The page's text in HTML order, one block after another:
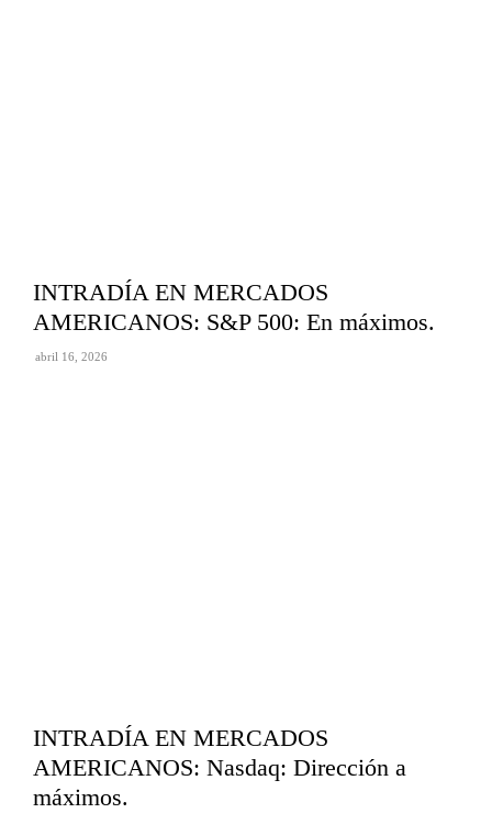
INTRADÍA EN MERCADOS
AMERICANOS: S&P 500: En máximos.
abril 16, 2026
INTRADÍA EN MERCADOS
AMERICANOS: Nasdaq: Dirección a
máximos.